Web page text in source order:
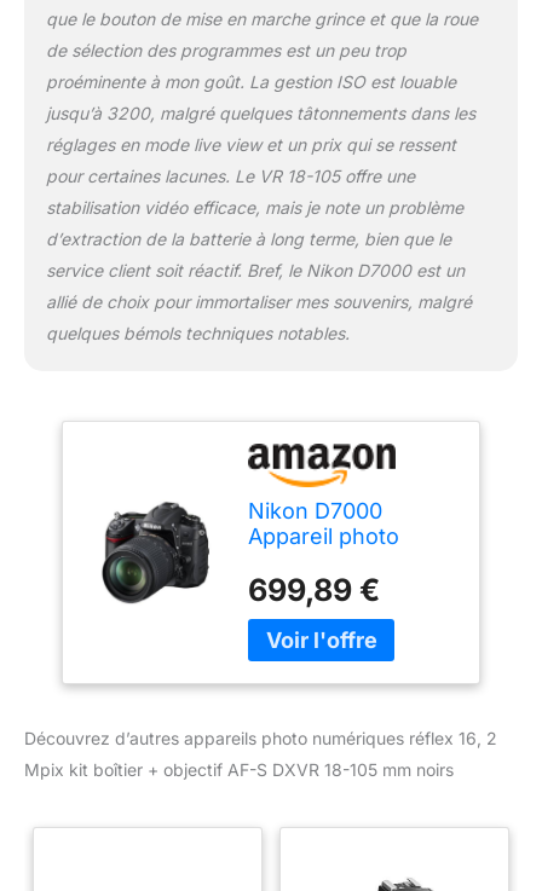
que le bouton de mise en marche grince et que la roue
de sélection des programmes est un peu trop
proéminente à mon goût. La gestion ISO est louable
jusqu’à 3200, malgré quelques tâtonnements dans les
réglages en mode live view et un prix qui se ressent
pour certaines lacunes. Le VR 18-105 offre une
stabilisation vidéo efficace, mais je note un problème
d’extraction de la batterie à long terme, bien que le
service client soit réactif. Bref, le Nikon D7000 est un
allié de choix pour immortaliser mes souvenirs, malgré
quelques bémols techniques notables.
Nikon D7000
Appareil photo
16,2 Mpix Kit Boîtier
+ Objectif AF-S
DXVR 18-105 Mm
Noir
699,89 €
Découvrez d’autres appareils photo numériques réflex 16, 2
Mpix kit boîtier + objectif AF-S DXVR 18-105 mm noirs